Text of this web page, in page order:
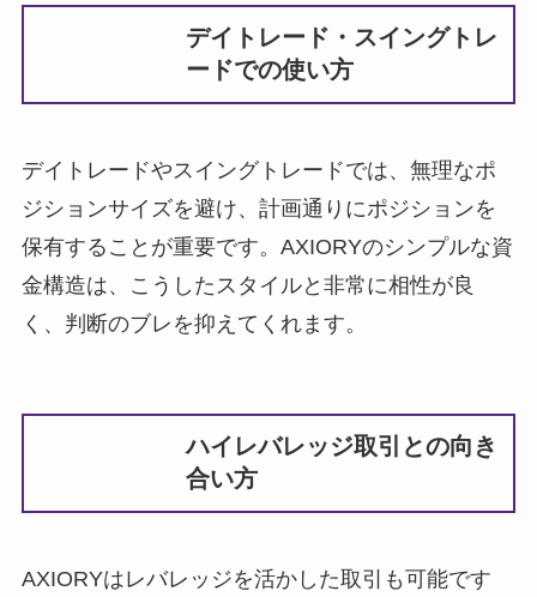
デイトレード・スイングトレ
ードでの使い方
デイトレードやスイングトレードでは、無理なポ
ジションサイズを避け、計画通りにポジションを
保有することが重要です。AXIORYのシンプルな資
金構造は、こうしたスタイルと非常に相性が良
く、判断のブレを抑えてくれます。
ハイレバレッジ取引との向き
合い方
AXIORYはレバレッジを活かした取引も可能です